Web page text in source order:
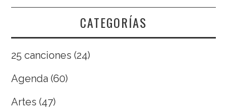
CATEGORÍAS
25 canciones (24)
Agenda (60)
Artes (47)